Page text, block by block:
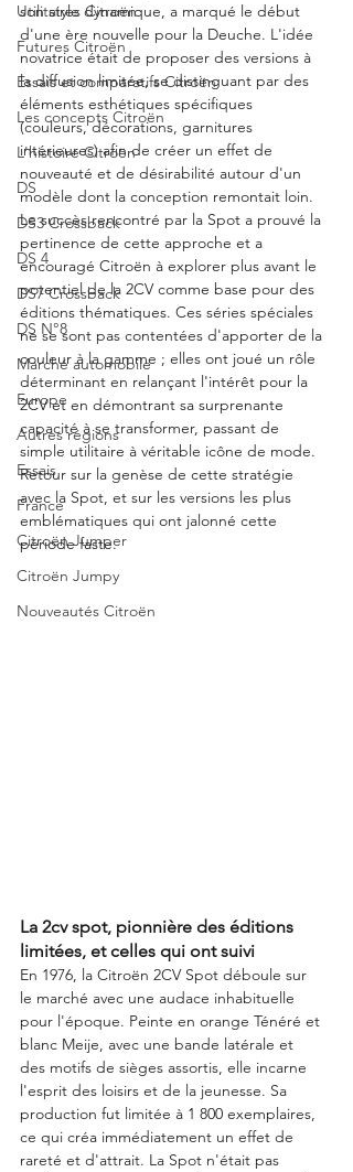
Utilitaires Citroën
Futures Citroën
Essais et comparatifs Citroën
Les concepts Citroën
L'histoire Citroën
DS
DS3 Crossback
DS 4
DS7 Crossback
DS N°8
Marché automobile
Europe
Autres régions
Essais
France
Citroën Jumper
Citroën Jumpy
Nouveautés Citroën
son style dynamique, a marqué le début
d'une ère nouvelle pour la Deuche. L'idée
novatrice était de proposer des versions à
la diffusion limitée, se distinguant par des
éléments esthétiques spécifiques
(couleurs, décorations, garnitures
intérieures) afin de créer un effet de
nouveauté et de désirabilité autour d'un
modèle dont la conception remontait loin.
Le succès rencontré par la Spot a prouvé la
pertinence de cette approche et a
encouragé Citroën à explorer plus avant le
potentiel de la 2CV comme base pour des
éditions thématiques. Ces séries spéciales
ne se sont pas contentées d'apporter de la
couleur à la gamme ; elles ont joué un rôle
déterminant en relançant l'intérêt pour la
2CV et en démontrant sa surprenante
capacité à se transformer, passant de
simple utilitaire à véritable icône de mode.
Retour sur la genèse de cette stratégie
avec la Spot, et sur les versions les plus
emblématiques qui ont jalonné cette
période faste.
La 2cv spot, pionnière des éditions
limitées, et celles qui ont suivi
En 1976, la Citroën 2CV Spot déboule sur
le marché avec une audace inhabituelle
pour l'époque. Peinte en orange Ténéré et
blanc Meije, avec une bande latérale et
des motifs de sièges assortis, elle incarne
l'esprit des loisirs et de la jeunesse. Sa
production fut limitée à 1 800 exemplaires,
ce qui créa immédiatement un effet de
rareté et d'attrait. La Spot n'était pas